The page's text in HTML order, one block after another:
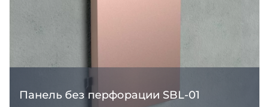
Панель без перфорации SBL-01